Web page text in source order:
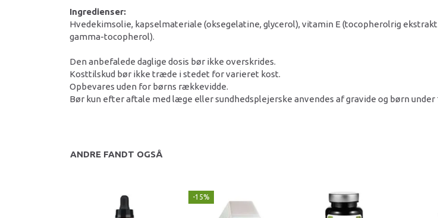
Ingredienser:
Hvedekimsolie, kapselmateriale (oksegelatine, glycerol), vitamin E (tocopherolrig
gamma-tocopherol).
Den anbefalede daglige dosis bør ikke overskrides.
Kosttilskud bør ikke træde i stedet for varieret kost.
Opbevares uden for børns rækkevidde.
Bør kun efter aftale med læge eller sundhedsplejerske anvendes af gravide og børn under
ANDRE FANDT OGSÅ
-15%